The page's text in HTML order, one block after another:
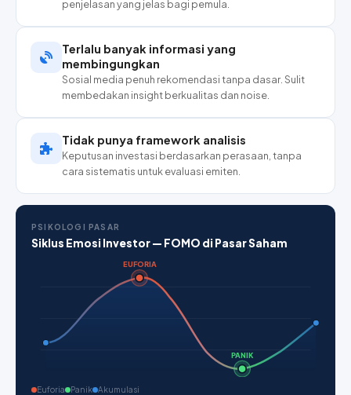
penjelasan yang jelas bagi pemula.
Terlalu banyak informasi yang
membingungkan
Sosial media penuh rekomendasi tanpa dasar. Sulit
membedakan insight berkualitas dan noise.
Tidak punya framework analisis
Keputusan investasi berdasarkan perasaan, tanpa
cara sistematis untuk evaluasi emiten.
PSIKOLOGI PASAR
Siklus Emosi Investor — FOMO di Pasar Saham
EUFORIA
PANIK
Euforia Panik Akumulasi